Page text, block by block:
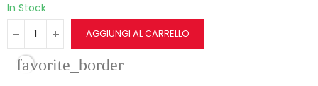
In Stock
AGGIUNGI AL CARRELLO
favorite_border